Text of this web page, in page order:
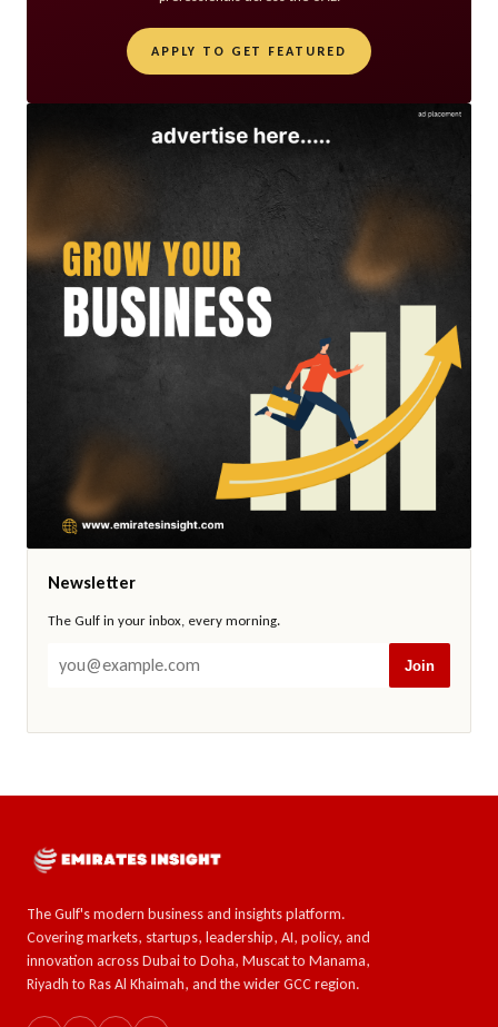
APPLY TO GET FEATURED
Newsletter
The Gulf in your inbox, every morning.
Join
The Gulf's modern business and insights platform.
Covering markets, startups, leadership, AI, policy, and
innovation across Dubai to Doha, Muscat to Manama,
Riyadh to Ras Al Khaimah, and the wider GCC region.